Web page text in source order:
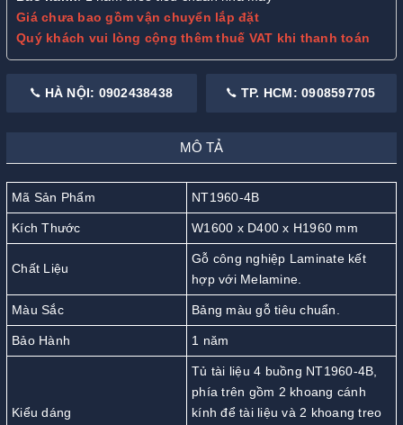
Giá chưa bao gồm vận chuyển lắp đặt
Quý khách vui lòng cộng thêm thuế VAT khi thanh toán
HÀ NỘI: 0902438438 TP. HCM: 0908597705
MÔ TẢ
Mã Sản Phẩm NT1960-4B
Kích Thước W1600 x D400 x H1960 mm
Chất Liệu
Gỗ công nghiệp Laminate kết
hợp với Melamine.
Màu Sắc Bảng màu gỗ tiêu chuẩn.
Bảo Hành 1 năm
Kiểu dáng
Tủ tài liệu 4 buồng NT1960-4B,
phía trên gồm 2 khoang cánh
kính để tài liệu và 2 khoang treo